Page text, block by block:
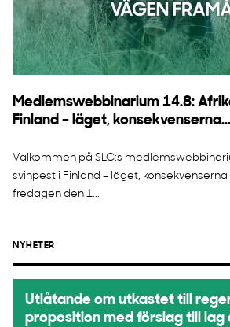
Medlemswebbinarium 14.8:
Finland – läget, konsekvenserna...
Välkommen på SLC:s
svinpest i Finland – läget,
fredagen den 1...
NYHETER
Utlåtande om utkastet till
proposition med förslag till lag